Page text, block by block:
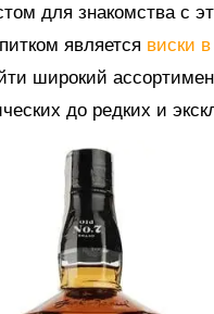
для знакомства с
является виски
широкий
до редких и